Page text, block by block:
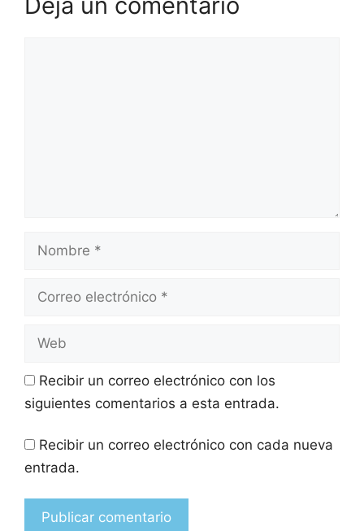
Recibir un correo electrónico con los
siguientes comentarios a esta entrada.
Recibir un correo electrónico con cada nueva
entrada.